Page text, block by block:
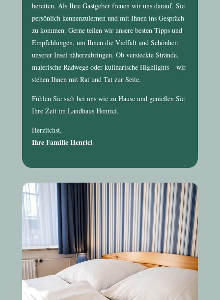
bereiten. Als Ihre Gastgeber freuen wir uns darauf, Sie
persönlich kennenzulernen und mit Ihnen ins Gespräch
zu kommen. Gerne teilen wir unsere besten Tipps und
Empfehlungen, um Ihnen die Vielfalt und Schönheit
unserer Insel näherzubringen. Ob versteckte Strände,
malerische Radwege oder kulinarische Highlights – wir
stehen Ihnen mit Rat und Tat zur Seite.
Fühlen Sie sich bei uns wie zu Hause und genießen Sie
Ihre Zeit im Landhaus Henrici.
Herzlichst,
Ihre Familie Henrici